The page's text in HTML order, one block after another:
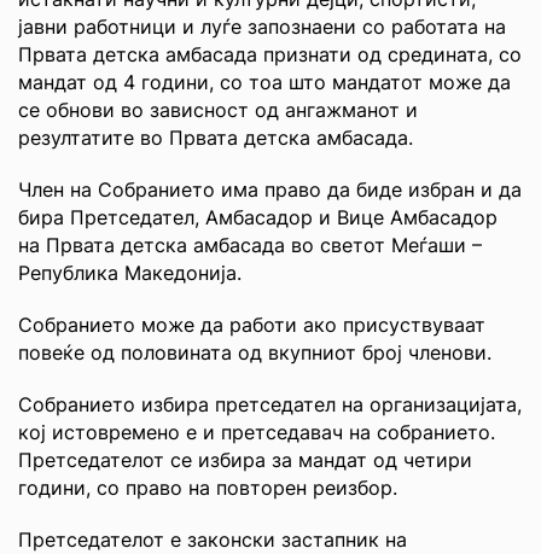
јавни работници и луѓе запознаени со работата на
Првата детска амбасада признати од средината, со
мандат од 4 години, со тоа што мандатот може да
се обнови во зависност од ангажманот и
резултатите во Првата детска амбасада.
Член на Собранието има право да биде избран и да
бира Претседател, Амбасадор и Вице Амбасадор
на Првата детска амбасада во светот Меѓаши –
Република Македонија.
Собранието може да работи ако присуствуваат
повеќе од половината од вкупниот број членови.
Собранието избира претседател на организацијата,
кој истовремено е и претседавач на собранието.
Претседателот се избира за мандат од четири
години, со право на повторен реизбор.
Претседателот е законски застапник на